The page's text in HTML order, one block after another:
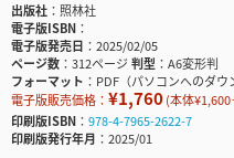
出版社
照林社
電子版ISBN
電子版発売日
2025/02/05
ページ数
312ページ判型
A6変形判
フォーマット
PDF（パソコンへのダウ
電子版販売価格： ¥1,760(本体
印刷版ISBN
978-4-7965-2622-7
印刷版発行年月
2025/01